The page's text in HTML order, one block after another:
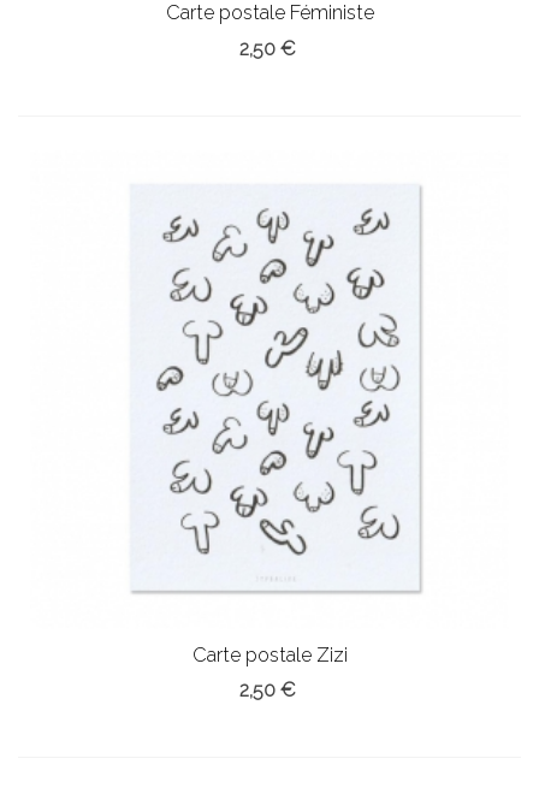
Carte postale Féministe
2,50 €
Carte postale Zizi
2,50 €